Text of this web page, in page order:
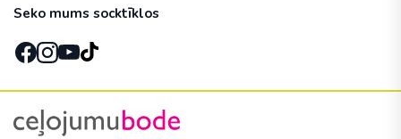
Seko mums socktīklos